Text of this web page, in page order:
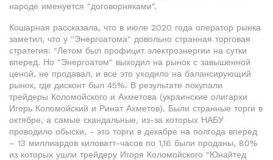
народе именуется "договорняками".
Кошарная рассказала, что в июле 2020 года оператор рынка
заметил, что у "Энергоатома" довольно странная торговая
стратегия: "Летом был профицит электроэнергии на сутки
вперед. Но "Энергоатом" выходил на рынок с завышенной
ценой, не продавал, и все это уходило на балансирующий
рынок, где дисконт был 45%. В результате покупали
трейдеры Коломойского и Ахметова (украинские олигархи
Игорь Коломойский и Ринат Ахметов). Были странные торги в
октябре, а самые скандальные, из-за которых НАБУ
проводило обыски, - это торги в декабре на полгода вперед
– 13 миллиардов киловатт-часов по 1,16 были проданы, 80%
из которых ушли трейдеру Игоря Коломойского "Юнайтед